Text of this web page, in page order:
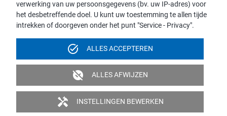
verwerking van uw persoonsgegevens (bv. uw IP-adres) voor
het desbetreffende doel. U kunt uw toestemming te allen tijde
intrekken of doorgeven onder het punt "Service - Privacy".
task_alt ALLES ACCEPTEREN
unpublished ALLES AFWIJZEN
handyman INSTELLINGEN BEWERKEN
Opmerking:
Voor de leesbaarheid wordt de mannelijke vorm gebruikt. Dit
impliceert echter geen discriminatie, maar dient in het kader van
de taalkundige vereenvoudiging als genderneutraal beschouwd
© 2026 proWIN international